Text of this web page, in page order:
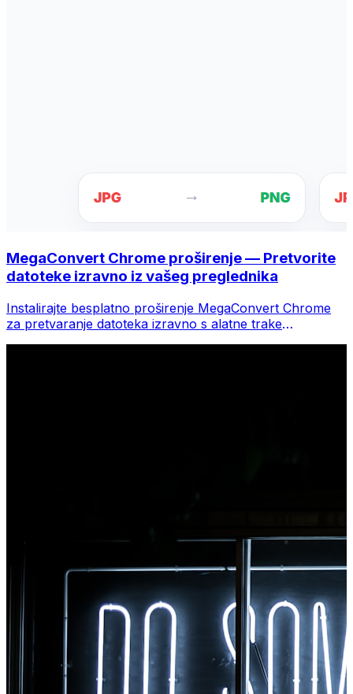
MegaConvert Chrome proširenje — Pretvorite
datoteke izravno iz vašeg preglednika
Instalirajte besplatno proširenje MegaConvert Chrome
za pretvaranje datoteka izravno s alatne trake